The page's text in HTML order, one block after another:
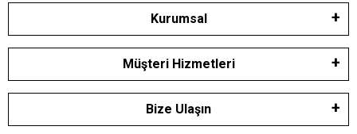
Kurumsal
Müşteri Hizmetleri
Bize Ulaşın